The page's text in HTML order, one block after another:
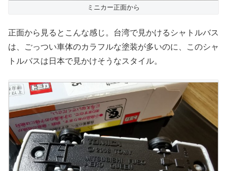
ミニカー正面から
正面から見るとこんな感じ。台湾で見かけるシャトルバス
は、ごっつい車体のカラフルな塗装が多いのに、このシャ
トルバスは日本で見かけそうなスタイル。